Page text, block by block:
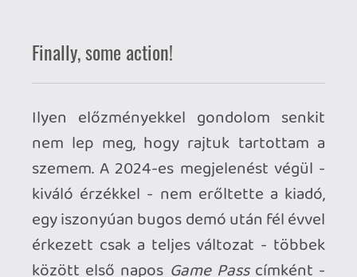
mindig a LÁTÓMEZŐ, egy jobb kattintás a
német bakákra és aktiválódik a mágikus
körcikk, amelynek közelebbi élénkzöld
távolabbi halványabb és immáron
szaggatott sávjában csak álló
pozitúrában. A grafika semmit sem
változott a Commandos 2 óta, pontosan
ugyanolyan lenyűgöző az Origins
látványvilága is.